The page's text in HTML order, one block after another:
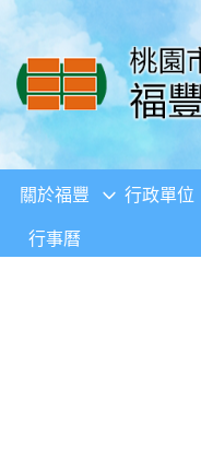
移至網頁之主要內容區位置
關於福豐 行政單位
行事曆